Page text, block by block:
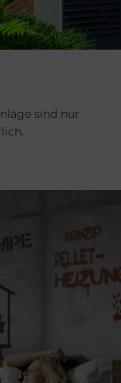
sind nur